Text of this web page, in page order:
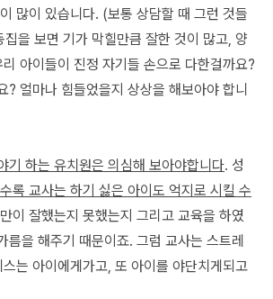
많이 있습니다. (보통 상담할 때 그런 것들
을 보면 기가 막힐만큼 잘한 것이 많고, 양
아이들이 진정 자기들 손으로 다한걸까요?
? 얼마나 힘들었을지 상상을 해보아야 합니
기 하는 유치원은 의심해 보아야합니다. 성
록 교사는 하기 싫은 아이도 억지로 시킬 수
이 잘했는지 못했는지 그리고 교육을 하였
름을 해주기 때문이죠. 그럼 교사는 스트레
는 아이에게가고, 또 아이를 야단치게되고